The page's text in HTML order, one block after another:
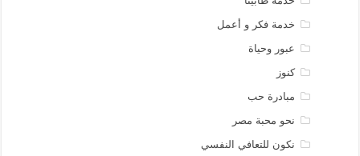
خدمة فكر و أعمل
عبور وحياة
كنوز
مبادرة حب
نحو محبة مصر
نكون للتعافي النفسي